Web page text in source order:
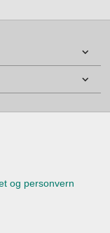
og personvern